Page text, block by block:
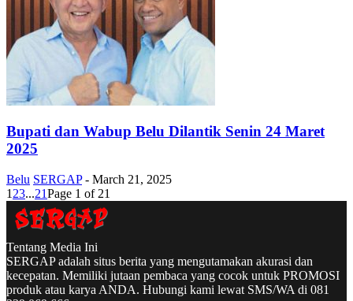
Bupati dan Wabup Belu Dilantik Senin 24 Maret
2025
Belu SERGAP - March 21, 2025
1 23...21Page 1 of 21
Tentang Media Ini
SERGAP adalah situs berita yang mengutamakan akurasi dan
kecepatan. Memiliki jutaan pembaca yang cocok untuk PROMOSI
produk atau karya ANDA. Hubungi kami lewat SMS/WA di 081